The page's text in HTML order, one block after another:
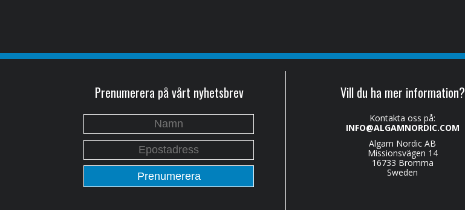
Prenumerera på vårt nyhetsbrev Vill du ha mer information?
Kontakta oss på:
INFO@ALGAMNORDIC.COM
Algam Nordic AB
Missionsvägen 14
16733 Bromma
Sweden